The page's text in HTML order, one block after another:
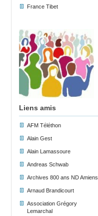
France Tibet
Liens amis
AFM Téléthon
Alain Gest
Alain Lamassoure
Andreas Schwab
Archives 800 ans ND Amiens
Arnaud Brandicourt
Association Grégory
Lemarchal